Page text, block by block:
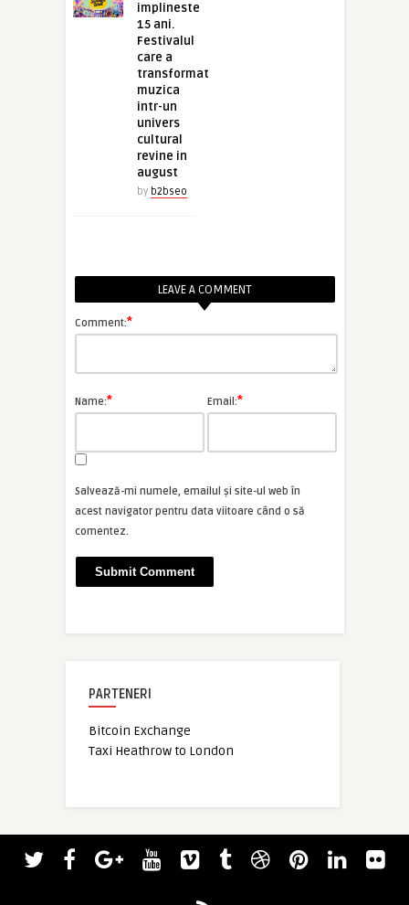
implineste
15 ani.
Festivalul
care a
transformat
muzica
intr-un
univers
cultural
revine in
august
by b2bseo
LEAVE A COMMENT
Comment:*
Name:* Email:*
Salvează-mi numele, emailul și site-ul web în
acest navigator pentru data viitoare când o să
comentez.
PARTENERI
Bitcoin Exchange
Taxi Heathrow to London